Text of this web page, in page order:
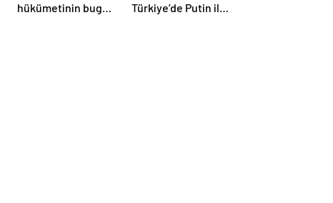
hükümetinin bugün
Türkiye’de Putin ile